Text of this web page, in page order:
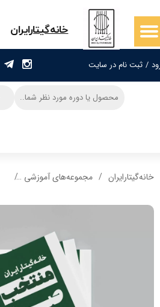
/ ثبت نام در سایت
حساب کاربری من
سفارشات
​خانه‌گیتار‌ایران
خانه‌گیتار‌ایران مجموعه‌های آموزشی